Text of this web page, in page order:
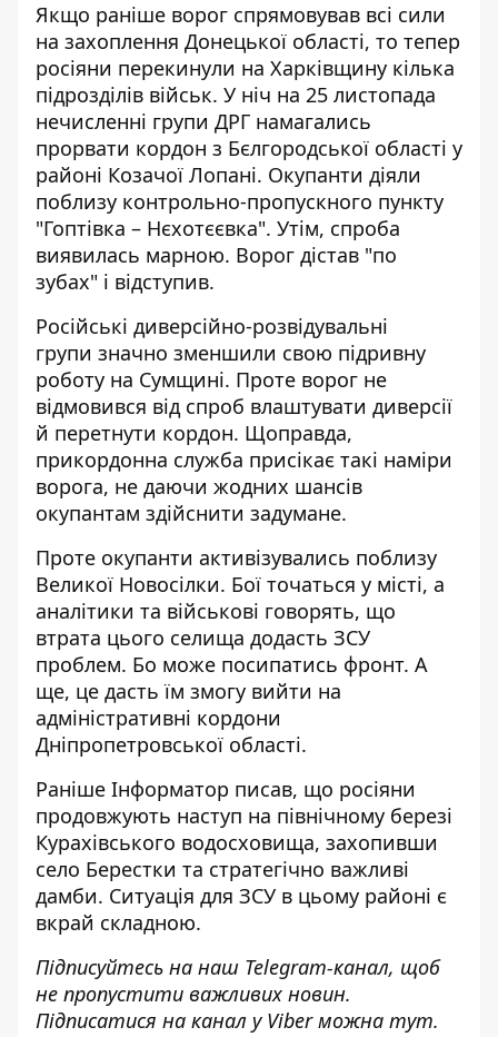
Якщо раніше ворог спрямовував всі сили
на захоплення Донецької області, то тепер
росіяни перекинули на Харківщину кілька
підрозділів військ. У ніч на 25 листопада
нечисленні групи ДРГ намагались
прорвати кордон з Бєлгородської області у
районі Козачої Лопані. Окупанти діяли
поблизу контрольно-пропускного пункту
"Гоптівка – Нєхотєєвка". Утім, спроба
виявилась марною. Ворог дістав "по
зубах" і відступив.
Російські диверсійно-розвідувальні
групи значно зменшили свою підривну
роботу на Сумщині. Проте ворог не
відмовився від спроб влаштувати диверсії
й перетнути кордон. Щоправда,
прикордонна служба присікає такі наміри
ворога, не даючи жодних шансів
окупантам здійснити задумане.
Проте окупанти активізувались поблизу
Великої Новосілки. Бої точаться у місті, а
аналітики та військові говорять, що
втрата цього селища додасть ЗСУ
проблем. Бо може посипатись фронт. А
ще, це дасть їм змогу вийти на
адміністративні кордони
Дніпропетровської області.
Раніше Інформатор писав, що росіяни
продовжують наступ на північному березі
Курахівського водосховища, захопивши
село Берестки та стратегічно важливі
дамби. Ситуація для ЗСУ в цьому районі є
вкрай складною.
Підписуйтесь на наш Telegram-канал, щоб
не пропустити важливих новин.
Підписатися на канал у Viber можна тут.